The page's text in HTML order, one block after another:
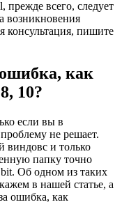
всего, следует
возникновения
консультация, пишите
как
10?
если вы в
не решает.
виндовс и только
папку точно
Об одном из таких
в нашей статье, а
ошибка, как